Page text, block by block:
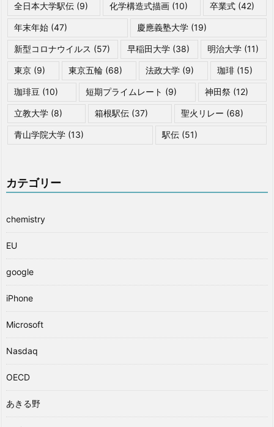
全日本大学駅伝 (9) 化学構造式描画 (10) 卒業式(42)
年末年始 (47) 慶應義塾大学(19)
新型コロナウイルス (57) 早稲田大学 (38) 明治大学(11)
東京 (9) 東京五輪 (68) 法政大学 (9) 珈琲 (15)
珈琲豆 (10) 短期プライムレート (9) 神田祭(12)
立教大学 (8) 箱根駅伝 (37) 聖火リレー (68)
青山学院大学 (13) 駅伝 (51)
カテゴリー
chemistry
EU
google
iPhone
Microsoft
Nasdaq
OECD
あきる野